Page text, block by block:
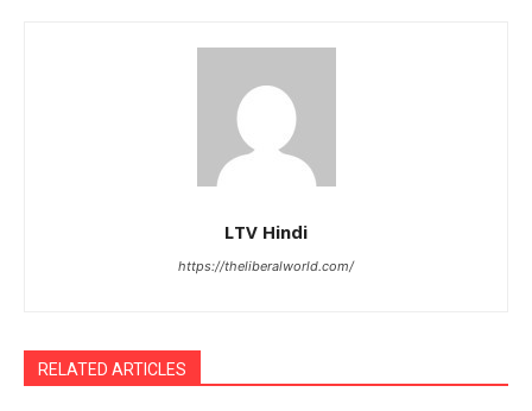
LTV Hindi
https://theliberalworld.com/
RELATED ARTICLES